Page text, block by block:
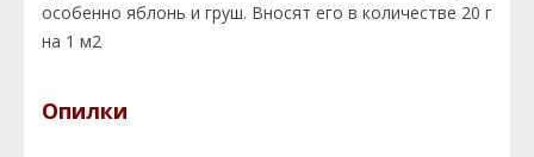
особенно яблонь и груш. Вносят его в количестве 20 г
на 1 м2
Опилки